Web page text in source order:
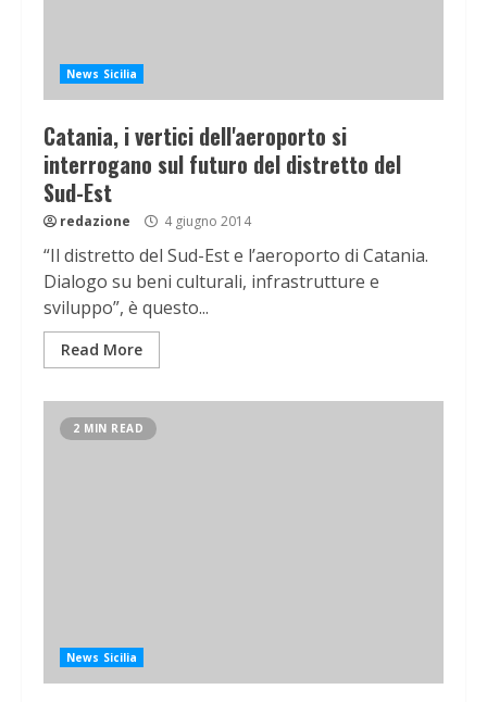
News Sicilia
Catania, i vertici dell'aeroporto si
interrogano sul futuro del distretto del
Sud-Est
redazione 4 giugno 2014
“Il distretto del Sud-Est e l’aeroporto di Catania.
Dialogo su beni culturali, infrastrutture e
sviluppo”, è questo...
Read More
2 MIN READ
News Sicilia